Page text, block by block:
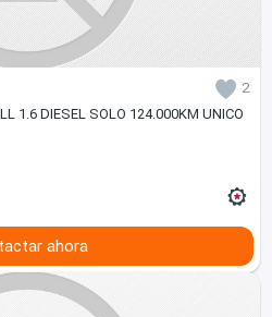
2
1.6 DIESEL SOLO 124.000KM UNICO
ahora